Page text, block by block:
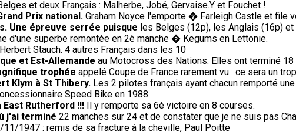
et deux Français : Malherbe, Jobé, Gervaise.Y et Fouchet !
Prix national. Graham Noyce l'emporte � Farleigh Castle et file
Une épreuve serrée puisque les Belges (12p), les Anglais (16p)
d'une superbe remontée en 2è manche � Kegums en Lettonie.
Stauch. 4 autres Français dans les 10
et Est-Allemande au Motocross des Nations. Elles ont terminé 18
trophée appelé Coupe de France rarement vu : ce sera un
Klym à St Thibery. Les 2 pilotes français ayant chacun remporté une
Speed Bike en 1988.
East Rutherford !!!
Il y remporte sa 6è victoire en 8 courses.
j'ai terminé 22 manches sur 24 et de constater que je ne suis pas
1947 : remis de sa fracture à la cheville, Paul Poitte